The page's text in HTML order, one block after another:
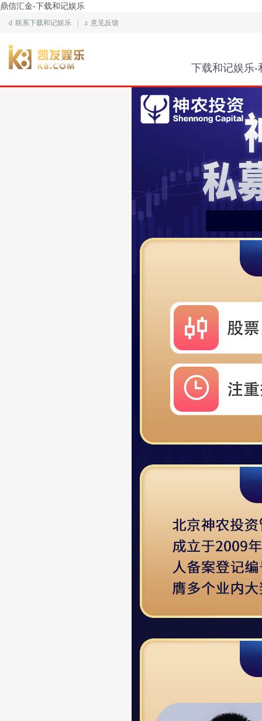
鼎信汇金-下载和记娱乐
d 联系下载和记娱乐 z 意见反馈
下载和记娱乐-